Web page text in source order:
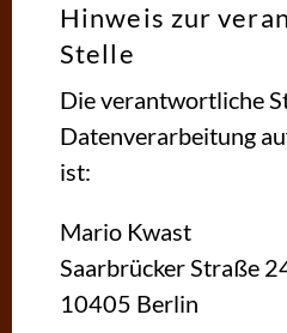
Hinweis zur
Stelle
Die verantwortliche
Datenverarbeitung
ist:
Mario Kwast
Saarbrücker Straße
10405 Berlin